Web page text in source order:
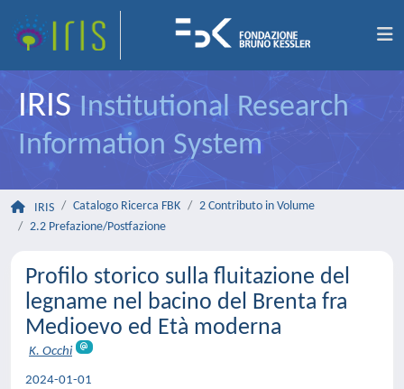
IRIS Institutional Research
Information System
IRIS Catalogo Ricerca FBK
2 Contributo in Volume
2.2 Prefazione/Postfazione
Profilo storico sulla fluitazione del
legname nel bacino del Brenta fra
Medioevo ed Età moderna
K. Occhi
2024-01-01